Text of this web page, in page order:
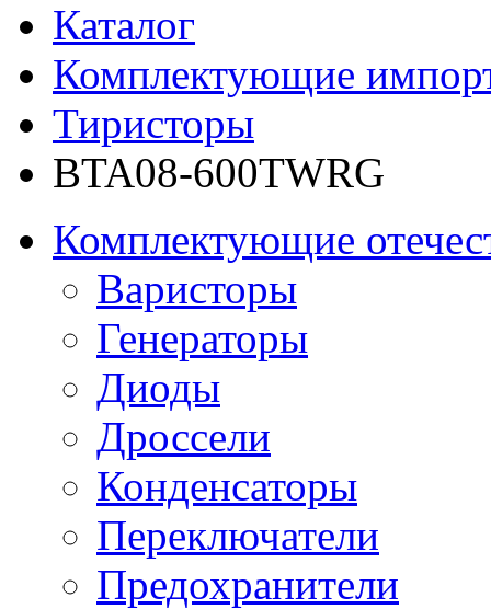
Каталог
Комплектующие
Тиристоры
BTA08-600TWRG
Комплектующие
Варисторы
Генераторы
Диоды
Дроссели
Конденсаторы
Переключатели
Предохранители